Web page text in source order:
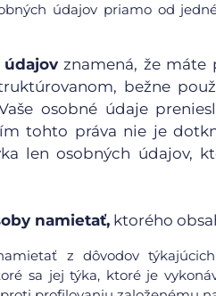
údajov priamo od
údajovznamená, že máte
bežne
osobné údaje
tohto práva nie je
len osobných údajov,
namietať, ktorého
z dôvodov
sa jej týka, ktoré je